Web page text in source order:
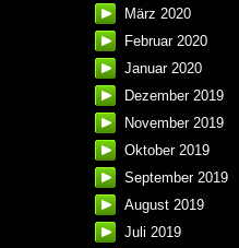
März 2020
Februar 2020
Januar 2020
Dezember 2019
November 2019
Oktober 2019
September 2019
August 2019
Juli 2019